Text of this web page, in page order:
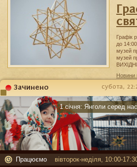
Графік
до
музей
музей
Новини
Зачинено
Карантин
субота,
1 січня: Янголи серед нас
Працюємо
вівторок-неділя, 10:00-